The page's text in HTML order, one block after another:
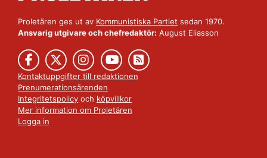
Proletären ges ut av Kommunistiska Partiet sedan 1970.
Ansvarig utgivare och chefredaktör: August Eliasson
Kontaktuppgifter till redaktionen
Prenumerationsärenden
Integritetspolicy och köpvillkor
Mer information om Proletären
Logga in